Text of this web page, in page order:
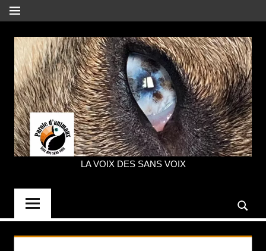
Aller
au
contenu
MENU
PAROLE
LA VOIX DES SANS VOIX